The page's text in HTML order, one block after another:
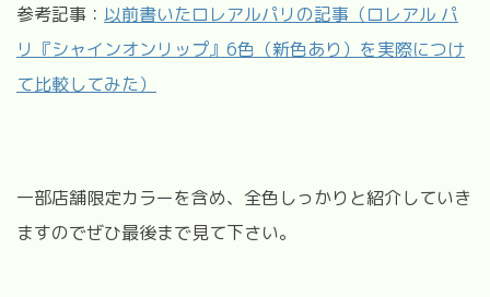
参考記事： 以前書いたロレアルパリの記事（ロレアル パ
リ『シャインオンリップ』6色（新色あり）を実際につけ
て比較してみた）
一部店舗限定カラーを含め、全色しっかりと紹介していき
ますのでぜひ最後まで見て下さい。